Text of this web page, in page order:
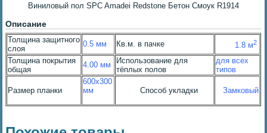
Виниловый пол SPC Amadei Redstone Бетон Смоук R1914
Описание
Толщина защитного
слоя
0.5 мм Кв.м. в пачке 1.8 м2
Толщина покрытия
общая
4.00 мм
Использование для
тёплых полов
для всех
типов
Размер планки
600х300
мм
Способ укладки Замковый